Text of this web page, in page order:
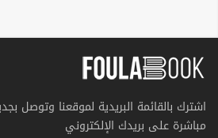
اشترك بالقائمة البريدية لموقعنا وتوصل
مباشرة على بريدك الإلكتروني